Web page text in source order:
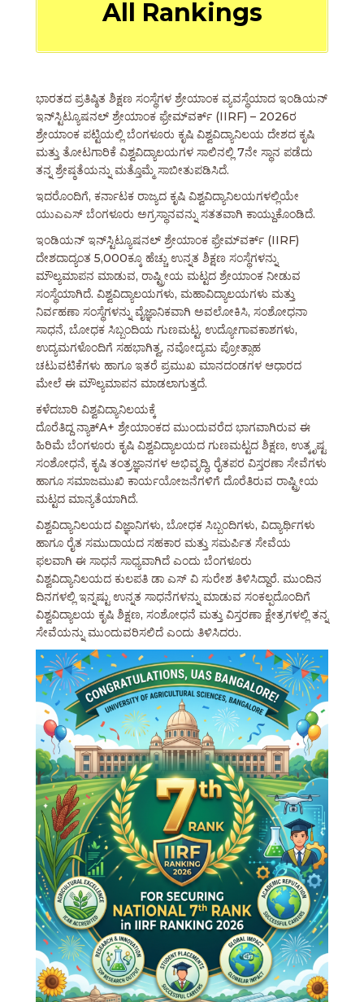
All Rankings
ಭಾರತದ ಪ್ರತಿಷ್ಠಿತ ಶಿಕ್ಷಣ ಸಂಸ್ಥೆಗಳ ಶ್ರೇಯಾಂಕ ವ್ಯವಸ್ಥೆಯಾದ ಇಂಡಿಯನ್
ಇನ್‌ಸ್ಟಿಟ್ಯೂಷನಲ್ ಶ್ರೇಯಾಂಕ ಫ್ರೇಮ್‌ವರ್ಕ್ (IIRF) – 2026ರ
ಶ್ರೇಯಾಂಕ ಪಟ್ಟಿಯಲ್ಲಿ ಬೆಂಗಳೂರು ಕೃಷಿ ವಿಶ್ವವಿದ್ಯಾನಿಲಯ ದೇಶದ ಕೃಷಿ
ಮತ್ತು ತೋಟಗಾರಿಕೆ ವಿಶ್ವವಿದ್ಯಾಲಯಗಳ ಸಾಲಿನಲ್ಲಿ 7ನೇ ಸ್ಥಾನ ಪಡೆದು
ತನ್ನ ಶ್ರೇಷ್ಠತೆಯನ್ನು ಮತ್ತೊಮ್ಮೆ ಸಾಬೀತುಪಡಿಸಿದೆ.
ಇದರೊಂದಿಗೆ, ಕರ್ನಾಟಕ ರಾಜ್ಯದ ಕೃಷಿ ವಿಶ್ವವಿದ್ಯಾನಿಲಯಗಳಲ್ಲಿಯೇ
ಯುಎಎಸ್ ಬೆಂಗಳೂರು ಅಗ್ರಸ್ಥಾನವನ್ನು ಸತತವಾಗಿ ಕಾಯ್ದುಕೊಂಡಿದೆ.
ಇಂಡಿಯನ್ ಇನ್‌ಸ್ಟಿಟ್ಯೂಷನಲ್ ಶ್ರೇಯಾಂಕ ಫ್ರೇಮ್‌ವರ್ಕ್ (IIRF)
ದೇಶದಾದ್ಯಂತ 5,000ಕ್ಕೂ ಹೆಚ್ಚು ಉನ್ನತ ಶಿಕ್ಷಣ ಸಂಸ್ಥೆಗಳನ್ನು
ಮೌಲ್ಯಮಾಪನ ಮಾಡುವ, ರಾಷ್ಟ್ರೀಯ ಮಟ್ಟದ ಶ್ರೇಯಾಂಕ ನೀಡುವ
ಸಂಸ್ಥೆಯಾಗಿದೆ. ವಿಶ್ವವಿದ್ಯಾಲಯಗಳು, ಮಹಾವಿದ್ಯಾಲಯಗಳು ಮತ್ತು
ನಿರ್ವಹಣಾ ಸಂಸ್ಥೆಗಳನ್ನು ವೈಜ್ಞಾನಿಕವಾಗಿ ಅವಲೋಕಿಸಿ, ಸಂಶೋಧನಾ
ಸಾಧನೆ, ಬೋಧಕ ಸಿಬ್ಬಂದಿಯ ಗುಣಮಟ್ಟ, ಉದ್ಯೋಗಾವಕಾಶಗಳು,
ಉದ್ಯಮಗಳೊಂದಿಗೆ ಸಹಭಾಗಿತ್ವ, ನವೋದ್ಯಮ ಪ್ರೋತ್ಸಾಹ
ಚಟುವಟಿಕೆಗಳು ಹಾಗೂ ಇತರೆ ಪ್ರಮುಖ ಮಾನದಂಡಗಳ ಆಧಾರದ
ಮೇಲೆ ಈ ಮೌಲ್ಯಮಾಪನ ಮಾಡಲಾಗುತ್ತದೆ.
ಕಳೆದಬಾರಿ ವಿಶ್ವವಿದ್ಯಾನಿಲಯಕ್ಕೆ
ದೊರೆತಿದ್ದ ನ್ಯಾಕ್A+ ಶ್ರೇಯಾಂಕದ ಮುಂದುವರೆದ ಭಾಗವಾಗಿರುವ ಈ
ಹಿರಿಮೆ ಬೆಂಗಳೂರು ಕೃಷಿ ವಿಶ್ವವಿದ್ಯಾಲಯದ ಗುಣಮಟ್ಟದ ಶಿಕ್ಷಣ, ಉತ್ಕೃಷ್ಟ
ಸಂಶೋಧನೆ, ಕೃಷಿ ತಂತ್ರಜ್ಞಾನಗಳ ಅಭಿವೃದ್ಧಿ, ರೈತಪರ ವಿಸ್ತರಣಾ ಸೇವೆಗಳು
ಹಾಗೂ ಸಮಾಜಮುಖಿ ಕಾರ್ಯಯೋಜನೆಗಳಿಗೆ ದೊರೆತಿರುವ ರಾಷ್ಟ್ರೀಯ
ಮಟ್ಟದ ಮಾನ್ಯತೆಯಾಗಿದೆ.
ವಿಶ್ವವಿದ್ಯಾನಿಲಯದ ವಿಜ್ಞಾನಿಗಳು, ಬೋಧಕ ಸಿಬ್ಬಂದಿಗಳು, ವಿದ್ಯಾರ್ಥಿಗಳು
ಹಾಗೂ ರೈತ ಸಮುದಾಯದ ಸಹಕಾರ ಮತ್ತು ಸಮರ್ಪಿತ ಸೇವೆಯ
ಫಲವಾಗಿ ಈ ಸಾಧನೆ ಸಾಧ್ಯವಾಗಿದೆ ಎಂದು ಬೆಂಗಳೂರು
ವಿಶ್ವವಿದ್ಯಾನಿಲಯದ ಕುಲಪತಿ ಡಾ ಎಸ್ ವಿ ಸುರೇಶ ತಿಳಿಸಿದ್ದಾರೆ. ಮುಂದಿನ
ದಿನಗಳಲ್ಲಿ ಇನ್ನಷ್ಟು ಉನ್ನತ ಸಾಧನೆಗಳನ್ನು ಮಾಡುವ ಸಂಕಲ್ಪದೊಂದಿಗೆ
ವಿಶ್ವವಿದ್ಯಾಲಯ ಕೃಷಿ ಶಿಕ್ಷಣ, ಸಂಶೋಧನೆ ಮತ್ತು ವಿಸ್ತರಣಾ ಕ್ಷೇತ್ರಗಳಲ್ಲಿ ತನ್ನ
ಸೇವೆಯನ್ನು ಮುಂದುವರಿಸಲಿದೆ ಎಂದು ತಿಳಿಸಿದರು.